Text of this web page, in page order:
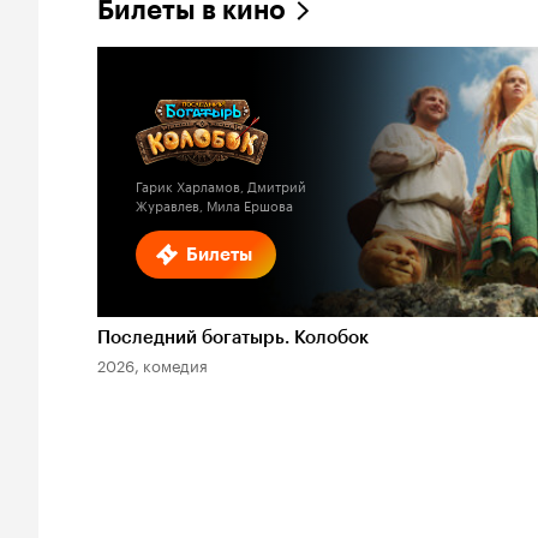
Билеты в кино
Билеты
Гарик Харламов, Дмитрий
Журавлев, Мила Ершова
Последний богатырь. Колобок
2026, комедия